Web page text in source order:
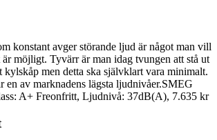
konstant avger störande ljud är något man vill
möjligt. Tyvärr är man idag tvungen att stå ut
men detta ska självklart vara minimalt.
en av marknadens lägsta ljudnivåer.SMEG
A+ Freonfritt, Ljudnivå: 37dB(A), 7.635 kr